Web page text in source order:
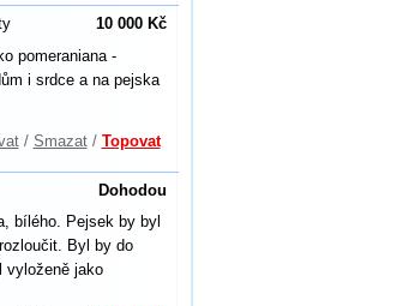
10 000 Kč
pomeraniana -
i srdce a na pejska
/ Smazat/ Topovat
Dohodou
bílého. Pejsek by byl
Byl by do
vyloženě jako